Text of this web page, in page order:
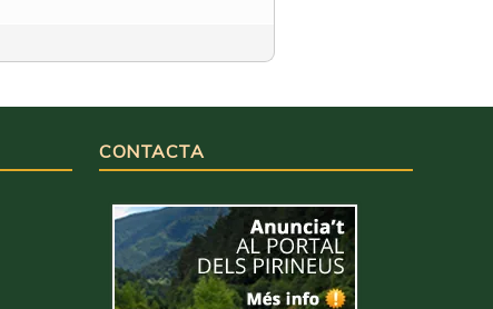
CONTACTA